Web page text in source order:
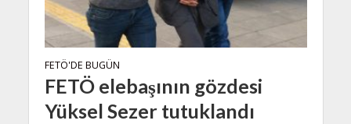
FETÖ'DE BUGÜN
FETÖ elebaşının gözdesi
Yüksel Sezer tutuklandı